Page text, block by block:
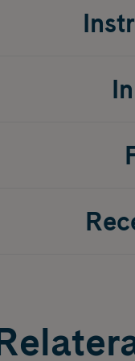
lugnande
särskilt för
på huden i cirkulära
variant för
aktiv produkt,